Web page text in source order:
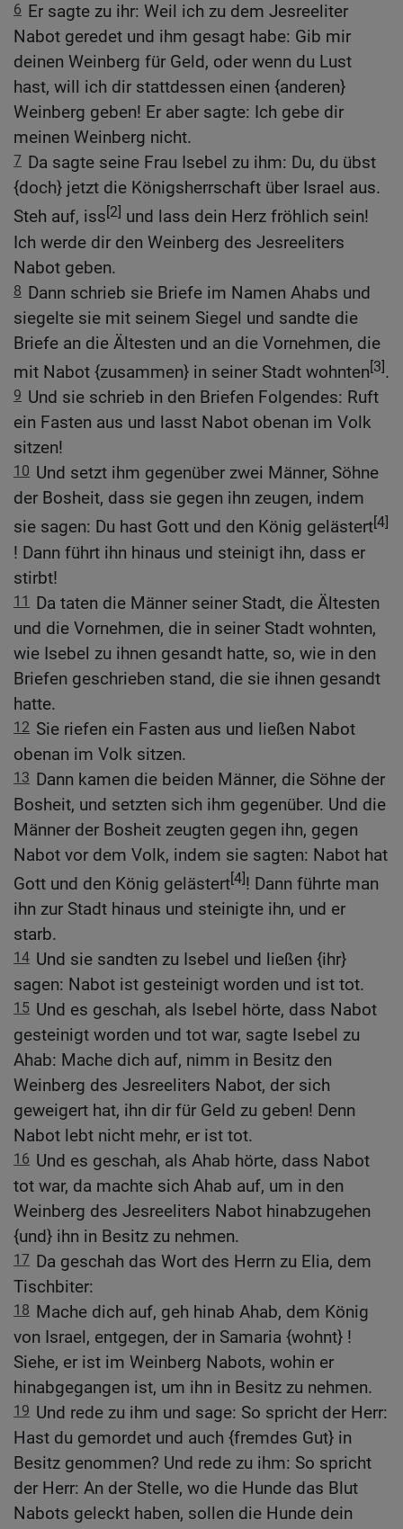
6 Er sagte zu ihr: Weil ich zu dem Jesreeliter
Nabot geredet und ihm gesagt habe: Gib mir
deinen Weinberg für Geld, oder wenn du Lust
hast, will ich dir stattdessen einen {anderen}
Weinberg geben! Er aber sagte: Ich gebe dir
meinen Weinberg nicht.
7 Da sagte seine Frau Isebel zu ihm: Du, du übst
{doch} jetzt die Königsherrschaft über Israel aus.
Steh auf, iss[2] und lass dein Herz fröhlich sein!
Ich werde dir den Weinberg des Jesreeliters
Nabot geben.
8 Dann schrieb sie Briefe im Namen Ahabs und
siegelte sie mit seinem Siegel und sandte die
Briefe an die Ältesten und an die Vornehmen, die
mit Nabot {zusammen} in seiner Stadt wohnten[3].
9 Und sie schrieb in den Briefen Folgendes: Ruft
ein Fasten aus und lasst Nabot obenan im Volk
sitzen!
10 Und setzt ihm gegenüber zwei Männer, Söhne
der Bosheit, dass sie gegen ihn zeugen, indem
sie sagen: Du hast Gott und den König gelästert[4]
! Dann führt ihn hinaus und steinigt ihn, dass er
stirbt!
11 Da taten die Männer seiner Stadt, die Ältesten
und die Vornehmen, die in seiner Stadt wohnten,
wie Isebel zu ihnen gesandt hatte, so, wie in den
Briefen geschrieben stand, die sie ihnen gesandt
hatte.
12 Sie riefen ein Fasten aus und ließen Nabot
obenan im Volk sitzen.
13 Dann kamen die beiden Männer, die Söhne der
Bosheit, und setzten sich ihm gegenüber. Und die
Männer der Bosheit zeugten gegen ihn, gegen
Nabot vor dem Volk, indem sie sagten: Nabot hat
Gott und den König gelästert[4]! Dann führte man
ihn zur Stadt hinaus und steinigte ihn, und er
starb.
14 Und sie sandten zu Isebel und ließen {ihr}
sagen: Nabot ist gesteinigt worden und ist tot.
15 Und es geschah, als Isebel hörte, dass Nabot
gesteinigt worden und tot war, sagte Isebel zu
Ahab: Mache dich auf, nimm in Besitz den
Weinberg des Jesreeliters Nabot, der sich
geweigert hat, ihn dir für Geld zu geben! Denn
Nabot lebt nicht mehr, er ist tot.
16 Und es geschah, als Ahab hörte, dass Nabot
tot war, da machte sich Ahab auf, um in den
Weinberg des Jesreeliters Nabot hinabzugehen
{und} ihn in Besitz zu nehmen.
17 Da geschah das Wort des Herrn zu Elia, dem
Tischbiter:
18 Mache dich auf, geh hinab Ahab, dem König
von Israel, entgegen, der in Samaria {wohnt} !
Siehe, er ist im Weinberg Nabots, wohin er
hinabgegangen ist, um ihn in Besitz zu nehmen.
19 Und rede zu ihm und sage: So spricht der Herr:
Hast du gemordet und auch {fremdes Gut} in
Besitz genommen? Und rede zu ihm: So spricht
der Herr: An der Stelle, wo die Hunde das Blut
Nabots geleckt haben, sollen die Hunde dein